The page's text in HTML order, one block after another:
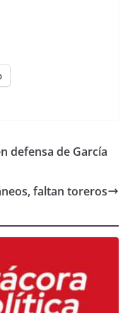
defensa de García
faltan toreros